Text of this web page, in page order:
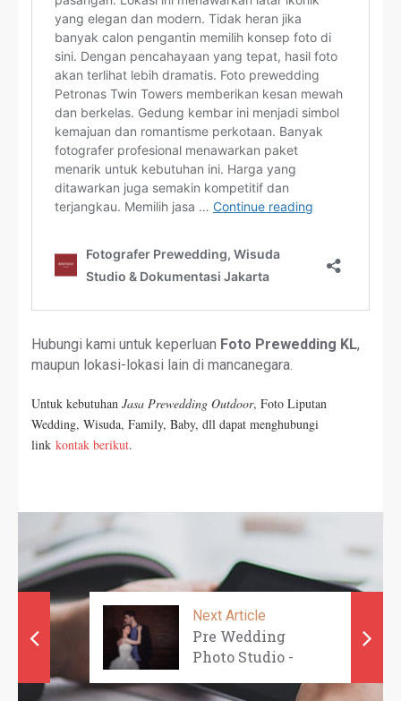
Hubungi kami untuk keperluan Foto Prewedding KL,
maupun lokasi-lokasi lain di mancanegara.
Untuk kebutuhan Jasa Prewedding Outdoor, Foto Liputan
Wedding, Wisuda, Family, Baby, dll dapat menghubungi
link kontak berikut.
Next Article
Pre Wedding
Photo Studio -